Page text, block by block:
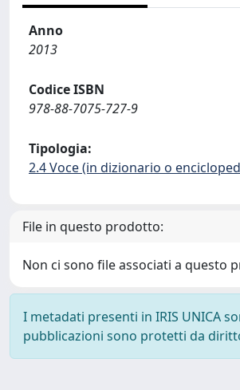
Anno
2013
Codice ISBN
978-88-7075-727-9
Tipologia:
2.4 Voce (in dizionario o
File in questo prodotto:
Non ci sono file associati a questo
I metadati presenti in IRIS UNICA
pubblicazioni sono protetti da